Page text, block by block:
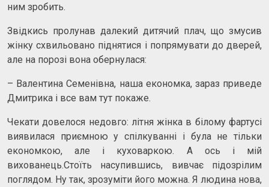
ним зробить.
Звідкись пролунав далекий дитячий плач, що змусив
жінку схвильовано піднятися і попрямувати до дверей,
але на порозі вона обернулася:
– Валентина Семенівна, наша економка, зараз приведе
Дмитрика і все вам тут покаже.
Чекати довелося недовго: літня жінка в білому фартусі
виявилася приємною у спілкуванні і була не тільки
економкою, але і куховаркою. А ось і мій
вихованець.Стоїть насупившись, вивчає підозрілим
поглядом. Ну так, зрозуміти його можна. Я людина нова,